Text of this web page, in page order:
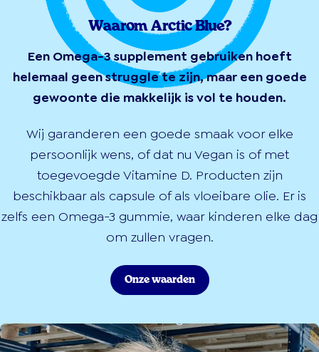
Waarom Arctic Blue?
Een Omega-3 supplement gebruiken hoeft
helemaal geen struggle te zijn, maar een goede
gewoonte die makkelijk is vol te houden.
Wij garanderen een goede smaak voor elke
persoonlijk wens, of dat nu Vegan is of met
toegevoegde Vitamine D. Producten zijn
beschikbaar als capsule of als vloeibare olie. Er is
zelfs een Omega-3 gummie, waar kinderen elke dag
om zullen vragen.
Onze waarden